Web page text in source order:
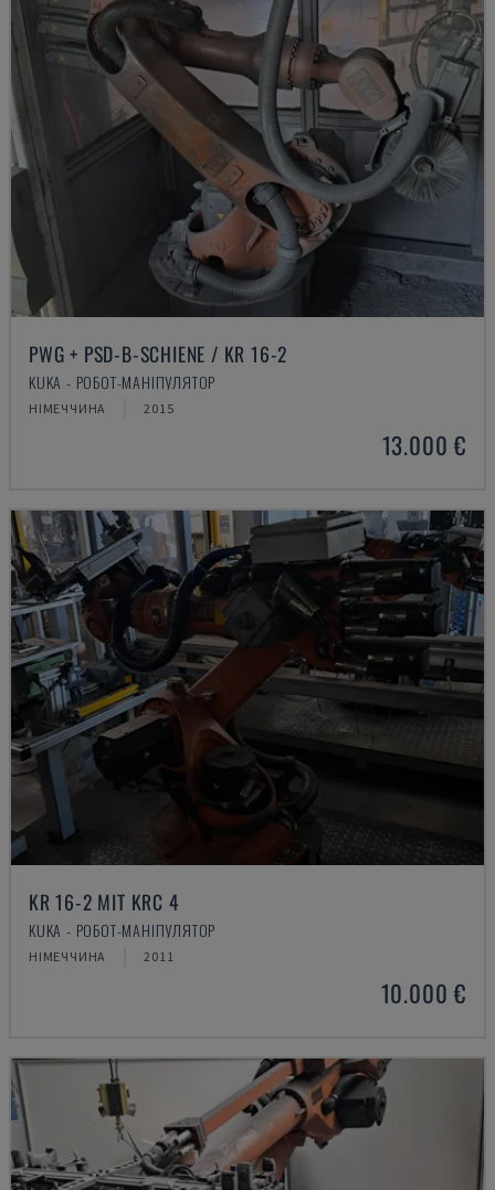
PWG + PSD-B-SCHIENE / KR 16-2
KUKA - РОБОТ-МАНІПУЛЯТОР
НІМЕЧЧИНА 2015
13.000 €
KR 16-2 MIT KRC 4
KUKA - РОБОТ-МАНІПУЛЯТОР
НІМЕЧЧИНА 2011
10.000 €